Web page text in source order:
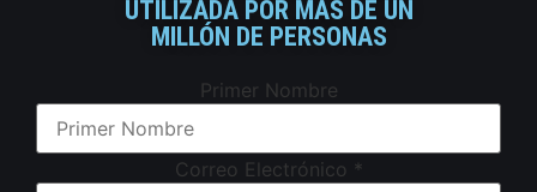
UTILIZADA POR MÁS DE UN
MILLÓN DE PERSONAS
Primer Nombre
Correo Electrónico *